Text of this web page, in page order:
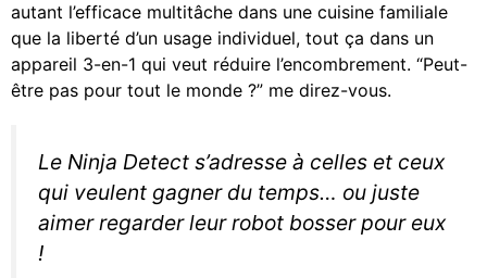
autant l’efficace multitâche dans une cuisine familiale
que la liberté d’un usage individuel, tout ça dans un
appareil 3-en-1 qui veut réduire l’encombrement. “Peut-
être pas pour tout le monde ?” me direz-vous.
Le Ninja Detect s’adresse à celles et ceux
qui veulent gagner du temps… ou juste
aimer regarder leur robot bosser pour eux
!